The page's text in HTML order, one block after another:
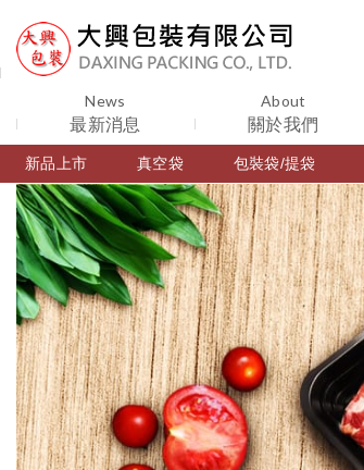
News
最新消息
About
關於我們
新品上市 真空袋 包裝袋/提袋